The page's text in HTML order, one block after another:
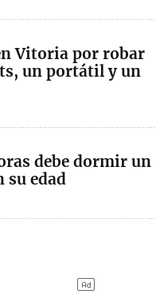
Vitoria por robar
un portátil y un
debe dormir un
su edad